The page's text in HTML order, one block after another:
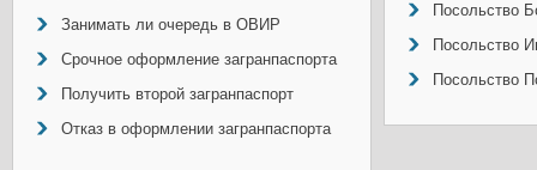
Занимать ли очередь в ОВИР
Срочное оформление загранпаспорта
Получить второй загранпаспорт
Отказ в оформлении загранпаспорта
Посольство
Посольство
Посольство